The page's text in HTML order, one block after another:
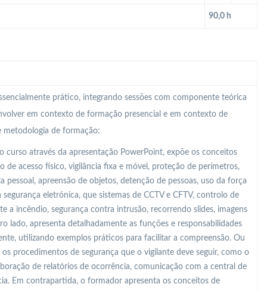
90,0 h
prático, integrando sessões com componente teórica
em contexto de formação presencial e em contexto de
de formação:
curso através da apresentação PowerPoint, expõe os conceitos
de acesso físico, vigilância fixa e móvel, proteção de perímetros,
pessoal, apreensão de objetos, detenção de pessoas, uso da força
eletrónica, que sistemas de CCTV e CFTV, controlo de
a incêndio, segurança contra intrusão, recorrendo slides, imagens
lado, apresenta detalhadamente as funções e responsabilidades
utilizando exemplos práticos para facilitar a compreensão. Ou
procedimentos de segurança que o vigilante deve seguir, como o
de relatórios de ocorrência, comunicação com a central de
Em contrapartida, o formador apresenta os conceitos de